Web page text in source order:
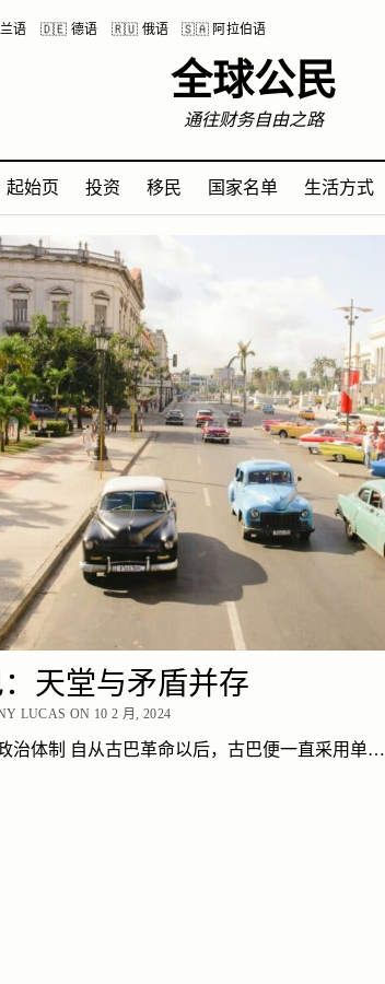
语 🇩🇪 德语 🇷🇺 俄语 🇸🇦 阿拉伯语
全球公民
通往财务自由之路
起始页 投资 移民 国家名单 生活方式
天堂与矛盾并存
LUCAS ON 10 2 月, 2024
治体制 自从古巴革命以后，古巴便一直采用单…